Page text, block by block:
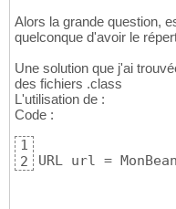
Alors la grande question,
quelconque d'avoir le
Une solution que j'ai
des fichiers .class
L'utilisation de :
Code :
1
2
URL url =